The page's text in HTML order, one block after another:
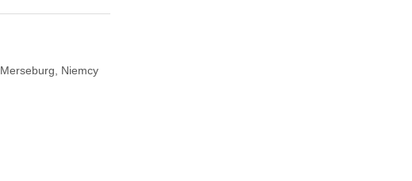
Merseburg, Niemcy